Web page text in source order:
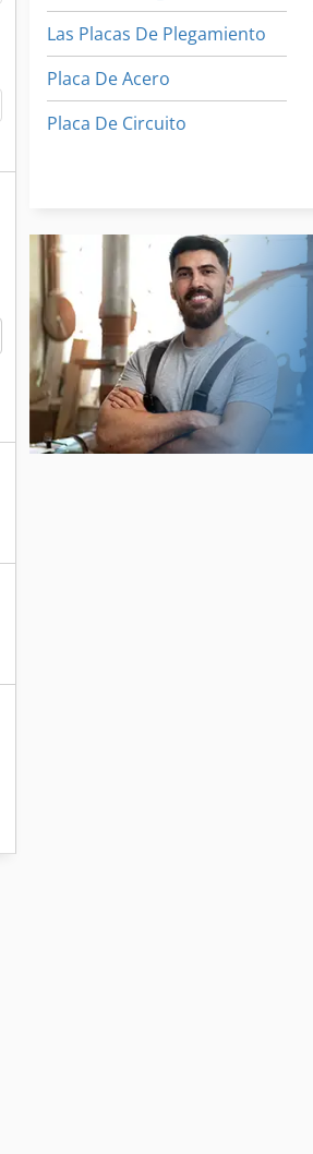
Las Placas De Plegamiento
Placa De Acero
Placa De Circuito
Placa De Coche
Placa De Fragua